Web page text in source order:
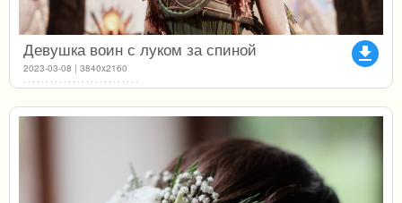
file_download
Девушка воин с луком за спиной
2023-03-08 | 3840x2160